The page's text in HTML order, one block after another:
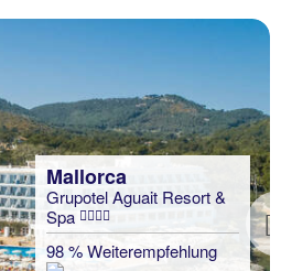
Mallorca
Grupotel Aguait Resort &
Spa
98 % Weiterempfehlung